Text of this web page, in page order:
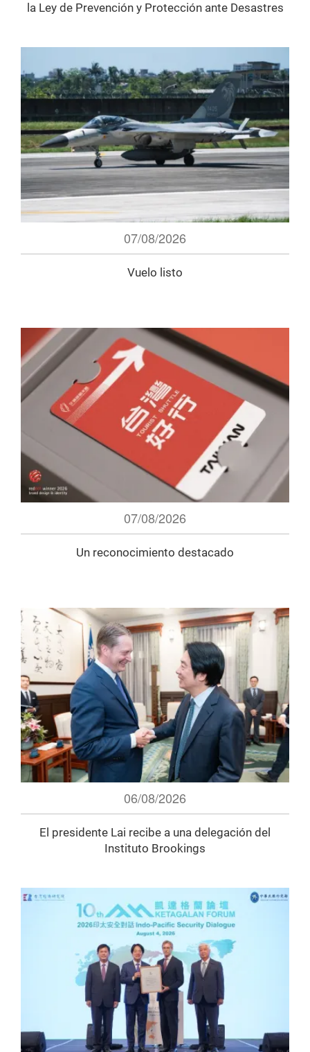
la Ley de Prevención y Protección ante Desastres
07/08/2026
Vuelo listo
07/08/2026
Un reconocimiento destacado
06/08/2026
El presidente Lai recibe a una delegación del
Instituto Brookings